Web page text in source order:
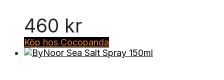
460 kr
Köp hos Cocopanda